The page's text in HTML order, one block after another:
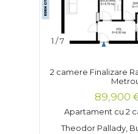
1 /7
2 camere Finalizare
89,900
Apartament cu 2
Theodor Pallady,